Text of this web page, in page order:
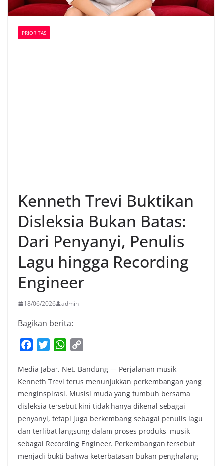
PRIORITAS
Kenneth Trevi Buktikan
Disleksia Bukan Batas:
Dari Penyanyi, Penulis
Lagu hingga Recording
Engineer
18/06/2026 admin
Bagikan berita:
c
e
b
o
o
k
i
t
t
e
r
W
a
t
s
A
p
p
p
y
L
i
n
k
Media Jabar. Net. Bandung — Perjalanan musik
Kenneth Trevi terus menunjukkan perkembangan yang
menginspirasi. Musisi muda yang tumbuh bersama
disleksia tersebut kini tidak hanya dikenal sebagai
penyanyi, tetapi juga berkembang sebagai penulis lagu
dan terlibat langsung dalam proses produksi musik
sebagai Recording Engineer. Perkembangan tersebut
menjadi bukti bahwa keterbatasan bukan penghalang